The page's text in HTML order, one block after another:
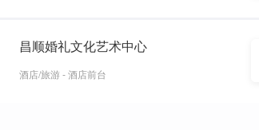
昌顺婚礼文化艺术中心
酒店/旅游 - 酒店前台